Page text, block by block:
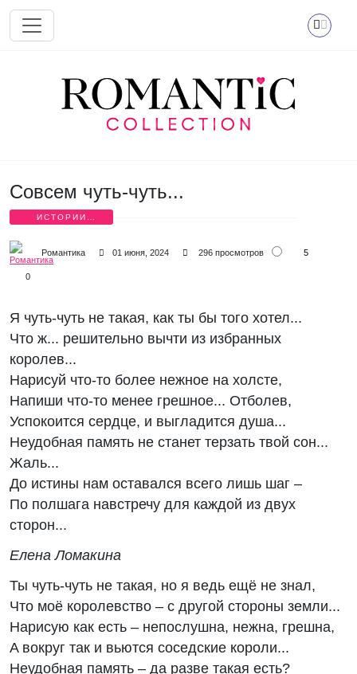
Перейти к основному содержанию
Совсем чуть-чуть...
ИСТОРИИ
Романтика 01 июня, 2024 296 просмотров 5
0
Я чуть-чуть не такая, как ты бы того хотел...
Что ж... решительно вычти из избранных
королев...
Нарисуй что-то более нежное на холсте,
Напиши что-то менее грешное... Отболев,
Успокоится сердце, и выгладится душа...
Неудобная память не станет терзать твой сон...
Жаль...
До истины нам оставался всего лишь шаг –
По полшага навстречу для каждой из двух
сторон...
Елена Ломакина
Ты чуть-чуть не такая, но я ведь ещё не знал,
Что моё королевство – с другой стороны земли...
Нарисую как есть – непослушна, нежна, грешна,
A вокруг так и вьются соседские короли...
Неудобная память – да разве такая есть?